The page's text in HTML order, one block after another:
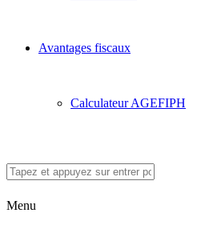
Avantages fiscaux
Calculateur AGEFIPH
Menu